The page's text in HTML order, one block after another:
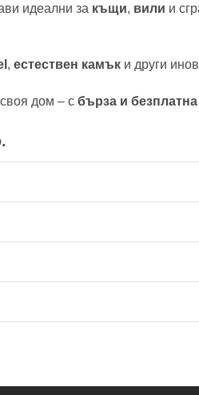
идеални за къщи, вили и
, естествен камък и други
дом – с бърза и